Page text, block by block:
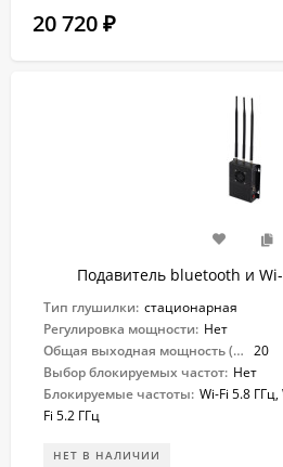
20 720 ₽
Подавитель bluetooth и
Тип глушилки: стационарная
Регулировка мощности: Нет
Общая выходная мощность (Вт): 20
Выбор блокируемых частот: Нет
Блокируемые частоты: Wi-Fi 5.8
Fi 5.2 ГГц
НЕТ В НАЛИЧИИ